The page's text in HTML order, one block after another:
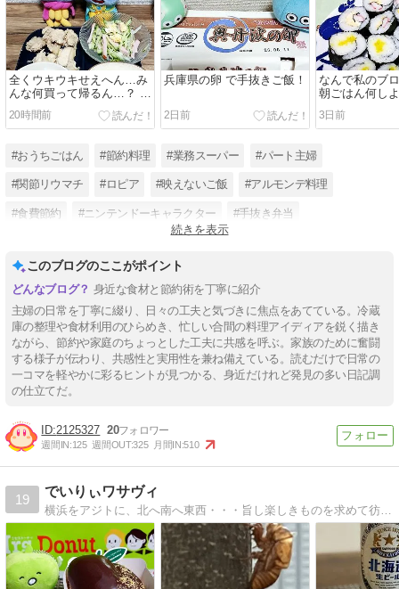
全くウキウキせえへん…み
んな何買って帰るん…？ と
緑のじゃがいも
20時間前
兵庫県の卵 で手抜きご飯！
2日前
なんで私のブ
朝ごはん何し
3日前
#おうちごはん #節約料理 #業務スーパー #パート主婦
#関節リウマチ #ロピア #映えないご飯 #アルモンデ料理
#食費節約 #ニンテンドーキャラクター #手抜き弁当
続きを表示
このブログのここがポイント
身近な食材と節約術を丁寧に紹介
主婦の日常を丁寧に綴り、日々の工夫と気づきに焦点をあてている。冷蔵
庫の整理や食材利用のひらめき、忙しい合間の料理アイディアを鋭く描き
ながら、節約や家庭のちょっとした工夫に共感を呼ぶ。家族のために奮闘
する様子が伝わり、共感性と実用性を兼ね備えている。読むだけで日常の
一コマを軽やかに彩るヒントが見つかる、身近だけれど発見の多い日記調
の仕立てだ。
2125327 20
週間IN:125 週間OUT:325 月間IN:510
19
でいりぃワサヴィ
横浜をアジトに、北へ南へ東西・・・旨し楽しきものを求めて彷徨うグウタラな日々でございます